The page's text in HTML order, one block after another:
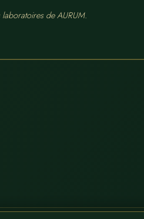
de AURUM.